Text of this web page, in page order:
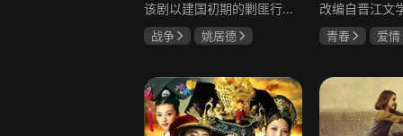
该剧以建国初期的剿匪行动为背景，讲述中国人民解放军西线小分队追击黑山寺国民党残部的故事。小分队在执行任务过程中，严格遵照上级指示，既要完成军事目标，又全力保护沿途百姓的生命财产安全，同时对残部人员采取劝降与救治相结合的策略。最终，小分队成功控制了区域内的疫情，救出了愿意投诚的士兵，圆满完成了剿匪解救任务，展现了解放军的优良作风与使命担当。
战争
姚居德
青春
爱情